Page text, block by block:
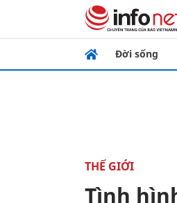
Đời sống
THẾ GIỚI
Tình